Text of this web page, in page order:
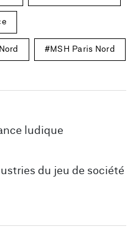
MSH Paris Nord
ludique
du jeu de société